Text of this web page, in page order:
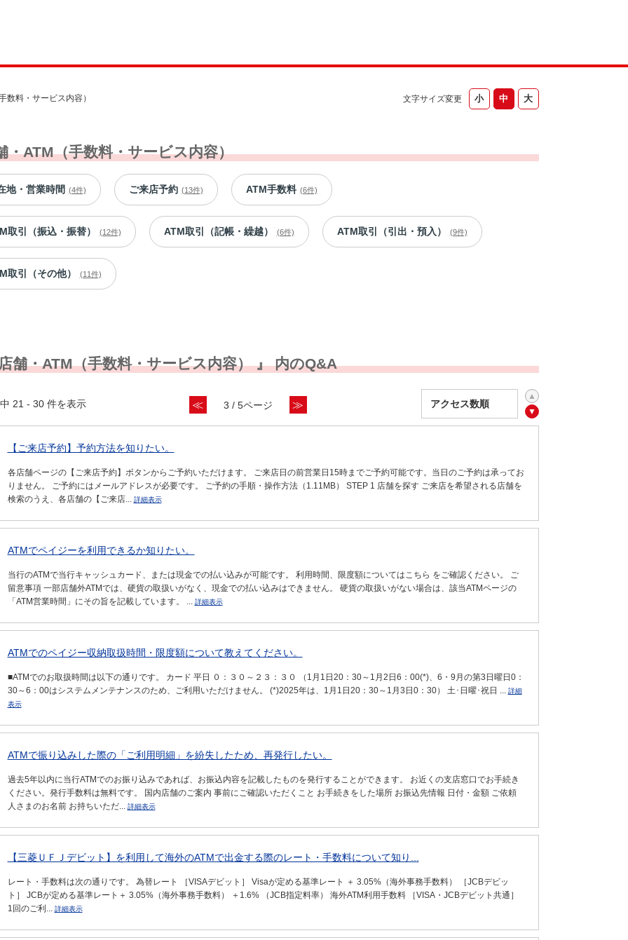
文字サイズ変更
数料・サービス内容）
・ATM（手数料・サービス内容）
地・営業時間 (4件) ご来店予約 (13件) ATM手数料 (6件)
取引（振込・振替） (12件) ATM取引（記帳・繰越） (6件) ATM取引（引出・預入） (9件)
取引（その他） (11件)
舗・ATM（手数料・サービス内容） 』 内のQ&A
21 - 30 件を表示 ≪ 3 / 5ページ ≫
【ご来店予約】予約方法を知りたい。
各店舗ページの【ご来店予約】ボタンからご予約いただけます。 ご来店日の前営業日15時までご予約可能です。当日のご予約は承ってお
りません。 ご予約にはメールアドレスが必要です。 ご予約の手順・操作方法（1.11MB） STEP 1 店舗を探す ご来店を希望される店舗を
検索のうえ、各店舗の【ご来店... 詳細表示
ATMでペイジーを利用できるか知りたい。
当行のATMで当行キャッシュカード、または現金での払い込みが可能です。 利用時間、限度額についてはこちら をご確認ください。 ご
留意事項 一部店舗外ATMでは、硬貨の取扱いがなく、現金での払い込みはできません。 硬貨の取扱いがない場合は、該当ATMページの
「ATM営業時間」にその旨を記載しています。 ... 詳細表示
ATMでのペイジー収納取扱時間・限度額について教えてください。
■ATMでのお取扱時間は以下の通りです。 カード 平日 ０：３０～２３：３０ （1月1日20：30～1月2日6：00(*)、6・9月の第3日曜日0：
30～6：00はシステムメンテナンスのため、ご利用いただけません。 (*)2025年は、1月1日20：30～1月3日0：30） 土･日曜･祝日 ... 詳細
表示
ATMで振り込みした際の「ご利用明細」を紛失したため、再発行したい。
過去5年以内に当行ATMでのお振り込みであれば、お振込内容を記載したものを発行することができます。 お近くの支店窓口でお手続き
ください。発行手数料は無料です。 国内店舗のご案内 事前にご確認いただくこと お手続きをした場所 お振込先情報 日付・金額 ご依頼
人さまのお名前 お持ちいただ... 詳細表示
【三菱ＵＦＪデビット】を利用して海外のATMで出金する際のレート・手数料について知り...
レート・手数料は次の通りです。 為替レート ［VISAデビット］ Visaが定める基準レート ＋ 3.05%（海外事務手数料） ［JCBデビッ
ト］ JCBが定める基準レート＋ 3.05%（海外事務手数料） ＋1.6% （JCB指定料率） 海外ATM利用手数料 ［VISA・JCBデビット共通］
1回のご利... 詳細表示